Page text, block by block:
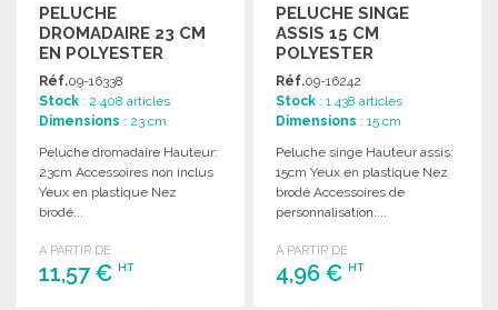
PELUCHE
DROMADAIRE 23 CM
EN POLYESTER
Réf.09-16338
Stock : 2 408 articles
Dimensions : 23 cm
Peluche dromadaire Hauteur:
23cm Accessoires non inclus
Yeux en plastique Nez
brodé...
A PARTIR DE
11,57 € HT
PELUCHE SINGE
ASSIS 15 CM
POLYESTER
Réf.09-16242
Stock : 1 438 articles
Dimensions : 15 cm
Peluche singe Hauteur assis:
15cm Yeux en plastique Nez
brodé Accessoires de
personnalisation:...
A PARTIR DE
4,96 €HT